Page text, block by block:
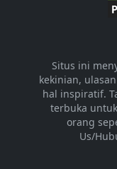
Situs ini
kekinian,
hal inspiratif.
terbuka
orang
Us/